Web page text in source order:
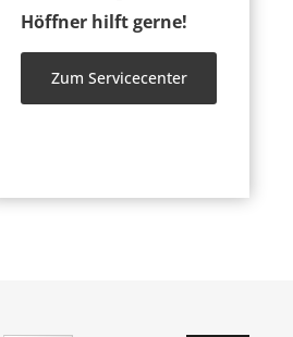
Höffner hilft gerne!
Zum Servicecenter